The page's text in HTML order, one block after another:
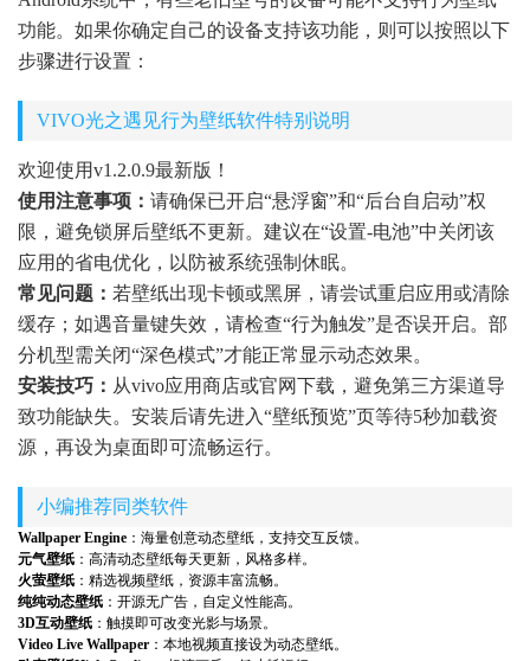
功能。如果你确定自己的设备支持该功能，则可以按照以下
步骤进行设置：
VIVO光之遇见行为壁纸软件特别说明
欢迎使用v1.2.0.9最新版！
使用注意事项： 请确保已开启“悬浮窗”和“后台自启动”权
限，避免锁屏后壁纸不更新。建议在“设置-电池”中关闭该
应用的省电优化，以防被系统强制休眠。
常见问题： 若壁纸出现卡顿或黑屏，请尝试重启应用或清除
缓存；如遇音量键失效，请检查“行为触发”是否误开启。部
分机型需关闭“深色模式”才能正常显示动态效果。
安装技巧： 从vivo应用商店或官网下载，避免第三方渠道导
致功能缺失。安装后请先进入“壁纸预览”页等待5秒加载资
源，再设为桌面即可流畅运行。
小编推荐同类软件
Wallpaper Engine ：海量创意动态壁纸，支持交互反馈。
元气壁纸 ：高清动态壁纸每天更新，风格多样。
火萤壁纸 ：精选视频壁纸，资源丰富流畅。
纯纯动态壁纸 ：开源无广告，自定义性能高。
3D互动壁纸 ：触摸即可改变光影与场景。
Video Live Wallpaper ：本地视频直接设为动态壁纸。